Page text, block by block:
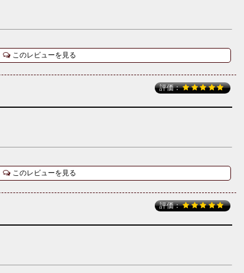
このレビューを見る
評価：
このレビューを見る
評価：